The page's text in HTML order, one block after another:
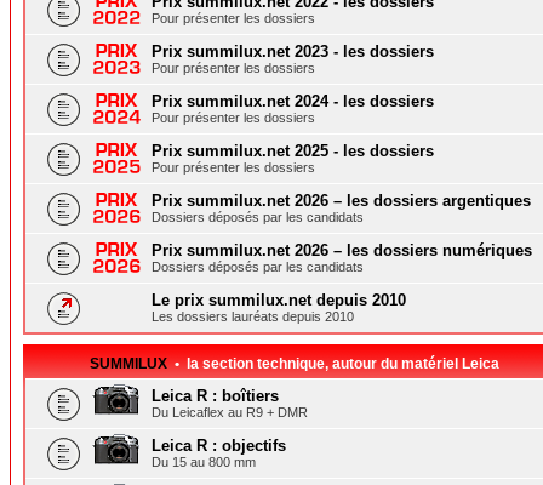
Pour présenter les dossiers
Prix summilux.net 2023 - les dossiers
Pour présenter les dossiers
Prix summilux.net 2024 - les dossiers
Pour présenter les dossiers
Prix summilux.net 2025 - les dossiers
Pour présenter les dossiers
Prix summilux.net 2026 – les dossiers argentiques
Dossiers déposés par les candidats
Prix summilux.net 2026 – les dossiers numériques
Dossiers déposés par les candidats
Le prix summilux.net depuis 2010
Les dossiers lauréats depuis 2010
SUMMILUX • la section technique, autour du matériel Leica
Leica R : boîtiers
Du Leicaflex au R9 + DMR
Leica R : objectifs
Du 15 au 800 mm